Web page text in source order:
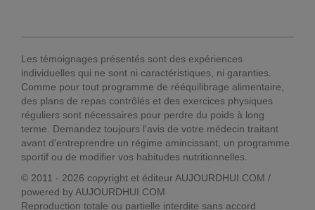
Les témoignages présentés sont des expériences
individuelles qui ne sont ni caractéristiques, ni garanties.
Comme pour tout programme de rééquilibrage alimentaire,
des plans de repas contrôlés et des exercices physiques
réguliers sont nécessaires pour perdre du poids à long
terme. Demandez toujours l'avis de votre médecin traitant
avant d'entreprendre un régime amincissant, un programme
sportif ou de modifier vos habitudes nutritionnelles.
© 2011 - 2026 copyright et éditeur AUJOURDHUI.COM /
powered by AUJOURDHUI.COM
Reproduction totale ou partielle interdite sans accord